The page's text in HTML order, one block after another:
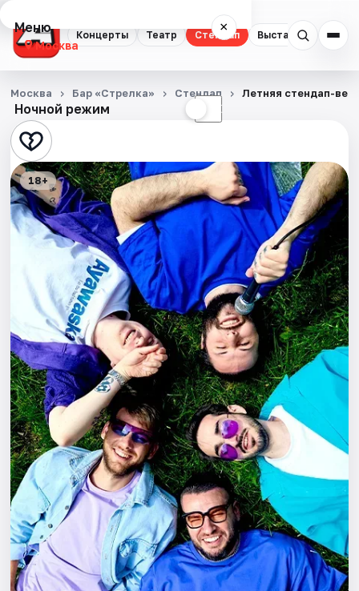
Концерты Театр Стендап Выставки
Меню ×
Москва
Концерты
Театр
Стендап
Выставки
Квесты
Экскурсии
Спорт
События
Города
Площадки
Артисты
Рейтинги
Ночной режим ☾
Москва Бар «Стрелка» Стендап Летняя стендап-
18+